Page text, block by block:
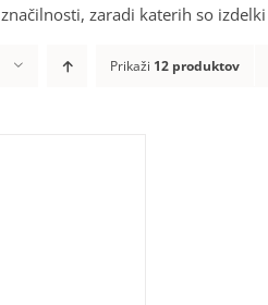
zaradi katerih so
Prikaži 12 produktov